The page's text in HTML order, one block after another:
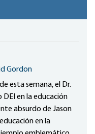
Gordon
esta semana, el Dr.
en la educación
absurdo de Jason
en la